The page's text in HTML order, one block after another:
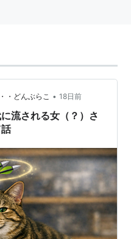
・どんぶらこ • 18日前
流される女（？）さ